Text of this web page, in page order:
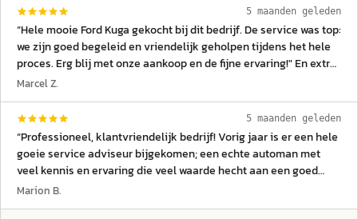
5 maanden geleden
“Hele mooie Ford Kuga gekocht bij dit bedrijf. De service was top:
we zijn goed begeleid en vriendelijk geholpen tijdens het hele
proces. Erg blij met onze aankoop en de fijne ervaring!" En extra
dank aan patric van pinxteren
Marcel Z.
5 maanden geleden
“Professioneel, klantvriendelijk bedrijf! Vorig jaar is er een hele
goeie service adviseur bijgekomen; een echte automan met
veel kennis en ervaring die veel waarde hecht aan een goed
klantencontact. Het onderhoud van mijn mooie Ford Fiesta
Marion B.